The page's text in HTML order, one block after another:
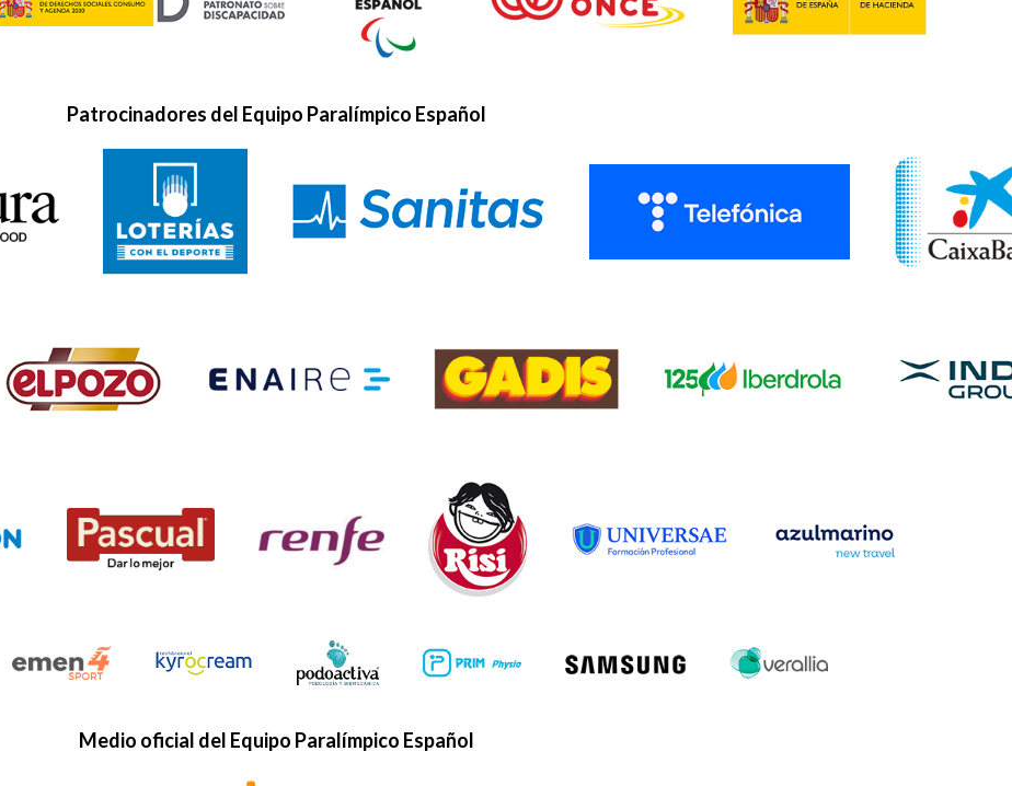
Patrocinadores del Equipo Paralímpico Español
Medio oficial del Equipo Paralímpico Español